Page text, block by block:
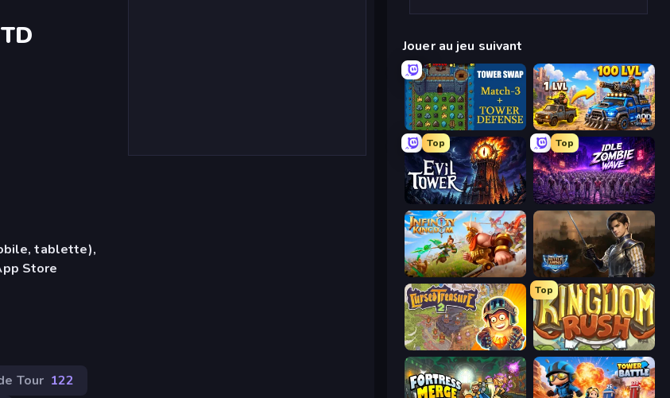
tablette),
Store
Tour 122
Jouer au jeu suivant
Tower Swap AOD - Art Of Defense
Top
Evil Tower
Top
Idle Zombie Wave: Survivors
Infinity Kingdom Battle Arena
Cursed Treasure 2
Top
Kingdom Rush